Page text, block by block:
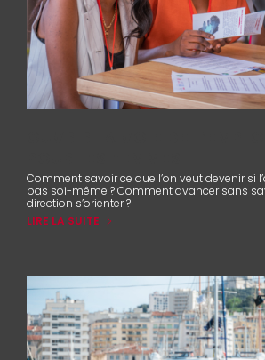
Comment savoir ce que l’on veut devenir si
pas soi-même ? Comment avancer sans
direction s’orienter ?
LIRE LA SUITE